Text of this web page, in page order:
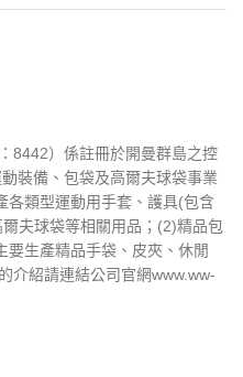
8442）係註冊於開曼群島之控
裝備、包袋及高爾夫球袋事業
各類型運動用手套、護具(包含
夫球袋等相關用品； (2)精品包
要生產精品手袋、皮夾、休閒
介紹請連結公司官網www.ww-